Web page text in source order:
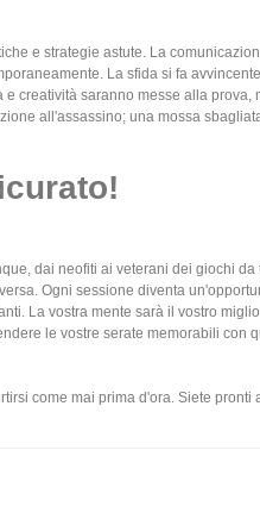
e strategie astute. La
La sfida si fa
creatività saranno messe alla prova,
all'assassino; una mossa
dai neofiti ai veterani dei giochi
Ogni sessione diventa
La vostra mente sarà il vostro
le vostre serate memorabili con
come mai prima d'ora. Siete pronti